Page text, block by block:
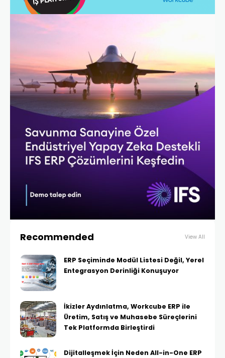
Recommended View All
ERP Seçiminde Modül Listesi Değil, Yerel
Entegrasyon Derinliği Konuşuyor
İkizler Aydınlatma, Workcube ERP ile
Üretim, Satış ve Muhasebe Süreçlerini
Tek Platformda Birleştirdi
Dijitalleşmek İçin Neden All-in-One ERP